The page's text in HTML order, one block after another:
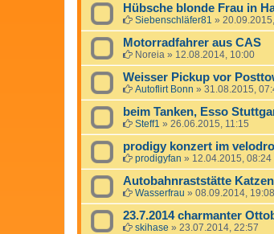
Hübsche blonde Frau in
Siebenschläfer81 »
Motorradfahrer aus CAS
Noreia » 12.08.2014, 10:00
Weisser Pickup vor
Autoflirt Bonn » 31.08.2015,
beim Tanken, Esso
Steff1 » 26.06.2015, 11:15
prodigy konzert im
prodigyfan » 12.04.2015, 08:24
Autobahnraststätte
Wasserfrau » 08.09.2014, 19:08
23.7.2014 charmanter
skihase » 23.07.2014, 22:57